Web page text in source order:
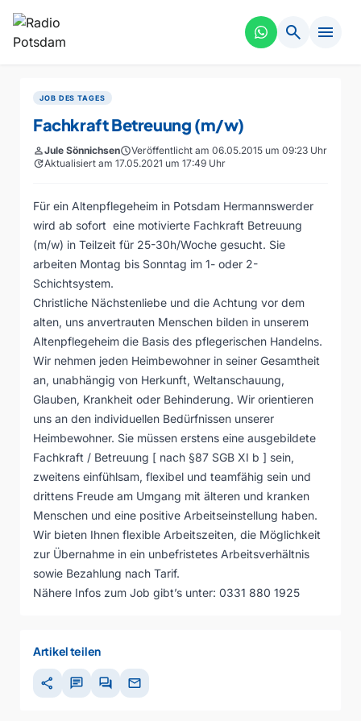
search menu
JOB DES TAGES
Fachkraft Betreuung (m/w)
personJule SönnichsenscheduleVeröffentlicht am 06.05.2015 um 09:23 Uhr
updateAktualisiert am 17.05.2021 um 17:49 Uhr
Für ein Altenpflegeheim in Potsdam Hermannswerder
wird ab sofort eine motivierte Fachkraft Betreuung
(m/w) in Teilzeit für 25-30h/Woche gesucht. Sie
arbeiten Montag bis Sonntag im 1- oder 2-
Schichtsystem.
Christliche Nächstenliebe und die Achtung vor dem
alten, uns anvertrauten Menschen bilden in unserem
Altenpflegeheim die Basis des pflegerischen Handelns.
Wir nehmen jeden Heimbewohner in seiner Gesamtheit
an, unabhängig von Herkunft, Weltanschauung,
Glauben, Krankheit oder Behinderung. Wir orientieren
uns an den individuellen Bedürfnissen unserer
Heimbewohner. Sie müssen erstens eine ausgebildete
Fachkraft / Betreuung [ nach §87 SGB XI b ] sein,
zweitens einfühlsam, flexibel und teamfähig sein und
drittens Freude am Umgang mit älteren und kranken
Menschen und eine positive Arbeitseinstellung haben.
Wir bieten Ihnen flexible Arbeitszeiten, die Möglichkeit
zur Übernahme in ein unbefristetes Arbeitsverhältnis
sowie Bezahlung nach Tarif.
Nähere Infos zum Job gibt’s unter: 0331 880 1925
Artikel teilen
share chat forum mail